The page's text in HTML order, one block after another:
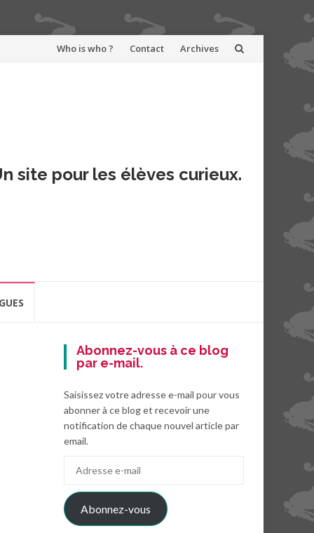
Aller
Who is who ? Contact Archives
site pour les élèves curieux.
Abonnez-vous à ce blog
par e-mail.
Saisissez votre adresse e-mail pour vous
abonner à ce blog et recevoir une
notification de chaque nouvel article par
email.
mail
Abonnez-vous